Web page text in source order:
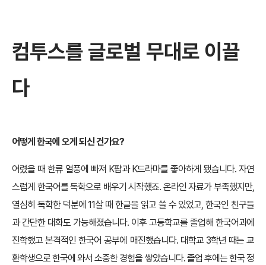
컴투스를 글로벌 무대로 이끌
다
어떻게 한국에 오게 되신 건가요?
어렸을 때 한류 열풍에 빠져 K팝과 K드라마를 좋아하게 됐습니다. 자연
스럽게 한국어를 독학으로 배우기 시작했죠. 온라인 자료가 부족했지만,
열심히 독학한 덕분에 11살 때 한글을 읽고 쓸 수 있었고, 한국인 친구들
과 간단한 대화도 가능해졌습니다. 이후 고등학교를 졸업해 한국어과에
진학했고 본격적인 한국어 공부에 매진했습니다. 대학교 3학년 때는 교
환학생으로 한국에 와서 소중한 경험을 쌓았습니다. 졸업 후에는 한국 정